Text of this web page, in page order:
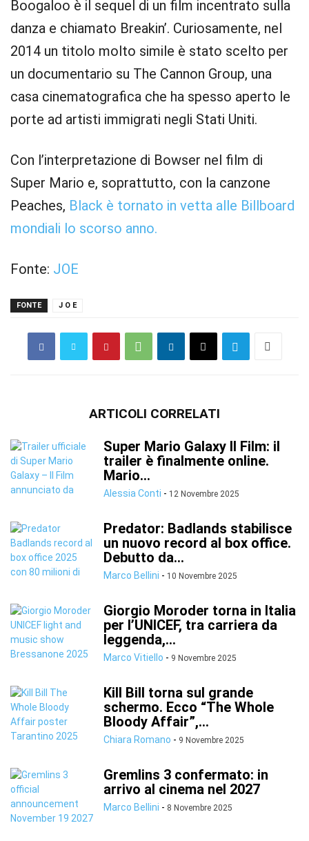
Boogaloo è il sequel di un film incentrato sulla
danza e chiamato Breakin’. Curiosamente, nel
2014 un titolo molto simile è stato scelto per
un documentario su The Cannon Group, una
casa cinematografica che ha spesso aperto le
porte ad artisti immigrati negli Stati Uniti.
Con l’interpretazione di Bowser nel film di
Super Mario e, soprattutto, con la canzone
Peaches, Black è tornato in vetta alle Billboard
mondiali lo scorso anno.
Fonte: JOE
FONTE J O E
ARTICOLI CORRELATI
Super Mario Galaxy Il Film: il
trailer è finalmente online.
Mario...
Alessia Conti - 12 Novembre 2025
Predator: Badlands stabilisce
un nuovo record al box office.
Debutto da...
Marco Bellini - 10 Novembre 2025
Giorgio Moroder torna in Italia
per l’UNICEF, tra carriera da
leggenda,...
Marco Vitiello - 9 Novembre 2025
Kill Bill torna sul grande
schermo. Ecco “The Whole
Bloody Affair”,...
Chiara Romano - 9 Novembre 2025
Gremlins 3 confermato: in
arrivo al cinema nel 2027
Marco Bellini - 8 Novembre 2025